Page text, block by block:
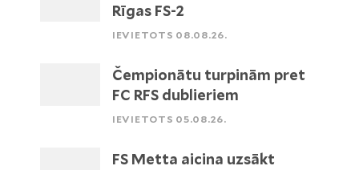
Rīgas FS-2
IEVIETOTS 08.08.26.
Čempionātu turpinām pret
FC RFS dublieriem
IEVIETOTS 05.08.26.
FS Metta aicina uzsākt